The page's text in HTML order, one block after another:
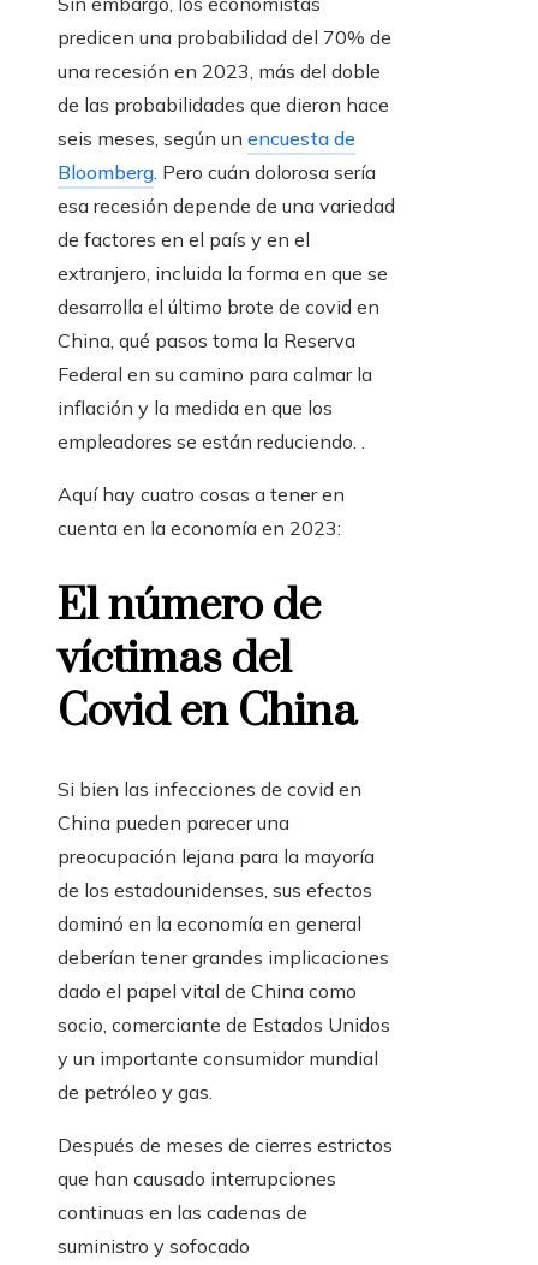
predicen una probabilidad del 70% de
una recesión en 2023, más del doble
de las probabilidades que dieron hace
seis meses, según un encuesta de
Bloomberg. Pero cuán dolorosa sería
esa recesión depende de una variedad
de factores en el país y en el
extranjero, incluida la forma en que se
desarrolla el último brote de covid en
China, qué pasos toma la Reserva
Federal en su camino para calmar la
inflación y la medida en que los
empleadores se están reduciendo. .
Aquí hay cuatro cosas a tener en
cuenta en la economía en 2023:
El número de
víctimas del
Covid en China
Si bien las infecciones de covid en
China pueden parecer una
preocupación lejana para la mayoría
de los estadounidenses, sus efectos
dominó en la economía en general
deberían tener grandes implicaciones
dado el papel vital de China como
socio, comerciante de Estados Unidos
y un importante consumidor mundial
de petróleo y gas.
Después de meses de cierres estrictos
que han causado interrupciones
continuas en las cadenas de
suministro y sofocado